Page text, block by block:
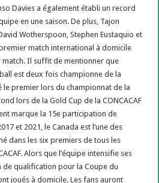
Davies a également établi un record
en une saison. De plus, Tajon
Wotherspoon, Stephen Eustaquio et
match international à domicile
match. Il suffit de mentionner que
est deux fois championne de la
le premier lors du championnat de la
lors de la Gold Cup de la CONCACAF
marque la 15e participation de
et 2021, le Canada est l’une des
dans les six premiers de tous les
Alors que l’équipe intensifie ses
qualification pour la Coupe du
joués à domicile. Les fans auront